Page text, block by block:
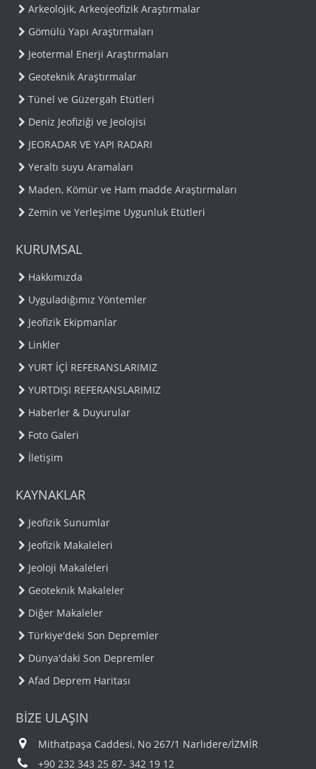
Arkeolojik, Arkeojeofizik Araştırmalar
Gömülü Yapı Araştırmaları
Jeotermal Enerji Araştırmaları
Geoteknik Araştırmalar
Tünel ve Güzergah Etütleri
Deniz Jeofiziği ve Jeolojisi
JEORADAR VE YAPI RADARI
Yeraltı suyu Aramaları
Maden, Kömür ve Ham madde Araştırmaları
Zemin ve Yerleşime Uygunluk Etütleri
KURUMSAL
Hakkımızda
Uyguladığımız Yöntemler
Jeofizik Ekipmanlar
Linkler
YURT İÇİ REFERANSLARIMIZ
YURTDIŞI REFERANSLARIMIZ
Haberler & Duyurular
Foto Galeri
İletişim
KAYNAKLAR
Jeofizik Sunumlar
Jeofizik Makaleleri
Jeoloji Makaleleri
Geoteknik Makaleler
Diğer Makaleler
Türkiye'deki Son Depremler
Dünya'daki Son Depremler
Afad Deprem Haritası
BİZE ULAŞIN
Mithatpaşa Caddesi, No 267/1 Narlıdere/İZMİR
+90 232 343 25 87- 342 19 12